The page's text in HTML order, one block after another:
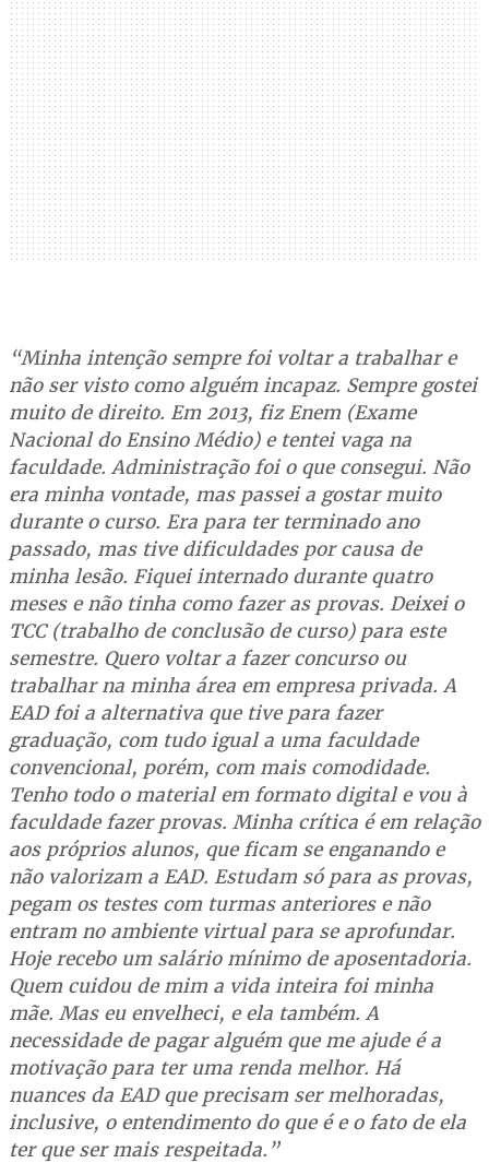
“Minha intenção sempre foi voltar a trabalhar e
não ser visto como alguém incapaz. Sempre gostei
muito de direito. Em 2013, fiz Enem (Exame
Nacional do Ensino Médio) e tentei vaga na
faculdade. Administração foi o que consegui. Não
era minha vontade, mas passei a gostar muito
durante o curso. Era para ter terminado ano
passado, mas tive dificuldades por causa de
minha lesão. Fiquei internado durante quatro
meses e não tinha como fazer as provas. Deixei o
TCC (trabalho de conclusão de curso) para este
semestre. Quero voltar a fazer concurso ou
trabalhar na minha área em empresa privada. A
EAD foi a alternativa que tive para fazer
graduação, com tudo igual a uma faculdade
convencional, porém, com mais comodidade.
Tenho todo o material em formato digital e vou à
faculdade fazer provas. Minha crítica é em relação
aos próprios alunos, que ficam se enganando e
não valorizam a EAD. Estudam só para as provas,
pegam os testes com turmas anteriores e não
entram no ambiente virtual para se aprofundar.
Hoje recebo um salário mínimo de aposentadoria.
Quem cuidou de mim a vida inteira foi minha
mãe. Mas eu envelheci, e ela também. A
necessidade de pagar alguém que me ajude é a
motivação para ter uma renda melhor. Há
nuances da EAD que precisam ser melhoradas,
inclusive, o entendimento do que é e o fato de ela
ter que ser mais respeitada.”